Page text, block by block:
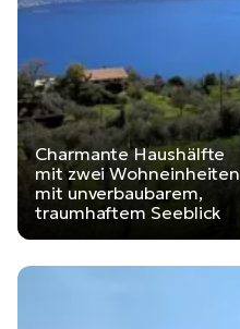
Charmante Haushälfte
mit zwei Wohneinheiten
mit unverbaubarem,
traumhaftem Seeblick